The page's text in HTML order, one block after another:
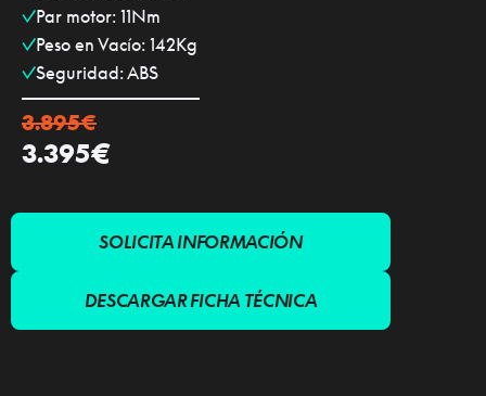
✓Par motor: 11Nm
✓Peso en Vacío: 142Kg
✓Seguridad: ABS
3.895€
3.395€
SOLICITA INFORMACIÓN
DESCARGAR FICHA TÉCNICA